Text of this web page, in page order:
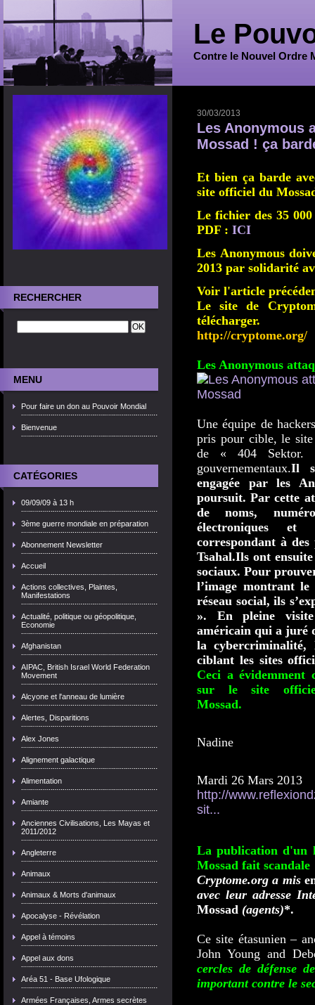
Le
Contre le Nouvel Ordre
RECHERCHER
MENU
Pour faire un don au Pouvoir Mondial
Bienvenue
CATÉGORIES
09/09/09 à 13 h
3ème guerre mondiale en préparation
Abonnement Newsletter
Accueil
Actions collectives, Plaintes,
Manifestations
Actualité, politique ou géopolitique,
Economie
Afghanistan
AIPAC, British Israel World Federation
Movement
Alcyone et l'anneau de lumière
Alertes, Disparitions
Alex Jones
Alignement galactique
Alimentation
Amiante
Anciennes Civilisations, Les Mayas et
2011/2012
Angleterre
Animaux
Animaux & Morts d'animaux
Apocalyse - Révélation
Appel à témoins
Appel aux dons
Aréa 51 - Base Ufologique
Armées Françaises, Armes secrètes
30/03/2013
Les Anonymous
Mossad ! ça
Et bien ça barde
site officiel du
Le fichier des 35 000
PDF : ICI
Les Anonymous
2013 par solidarité
Voir l'article
Le site de
télécharger.
http://cryptome.org/
Les Anonymous
Une équipe de
pris pour cible, le
de « 404 Sektor.
gouvernementaux.Il
engagée par les
poursuit. Par cette
de noms,
électroniques et
correspondant à
Tsahal.Ils ont
sociaux. Pour
l’image montrant
réseau social, ils
». En pleine
américain qui a juré
la cybercriminalité,
ciblant les sites
Ceci a évidemment
sur le site officiel
Nadine
Mardi 26 Mars 2013
http://
sit...
La publication d'un
Mossad fait scandale
Cryptome.org a mis
avec leur adresse
Mossad (agents)*.
Ce site étasunien –
John Young and
cercles de défense
important contre le